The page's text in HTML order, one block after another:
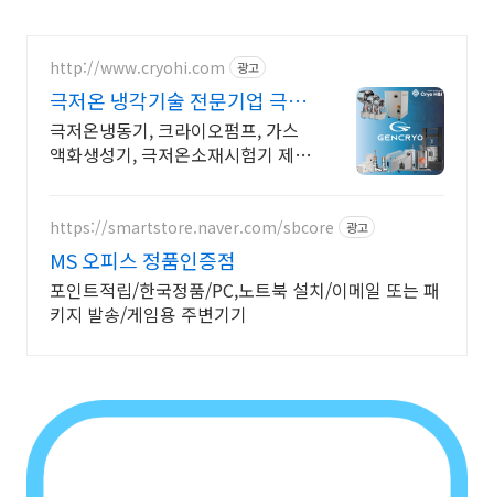
http://www.cryohi.com 광고
극저온 냉각기술 전문기업 극저
온 냉각기술 전문기업
극저온냉동기, 크라이오펌프, 가스
액화생성기, 극저온소재시험기 제조
제조전문
https://smartstore.naver.com/sbcore 광고
MS 오피스 정품인증점
포인트적립/한국정품/PC,노트북 설치/이메일 또는 패
키지 발송/게임용 주변기기